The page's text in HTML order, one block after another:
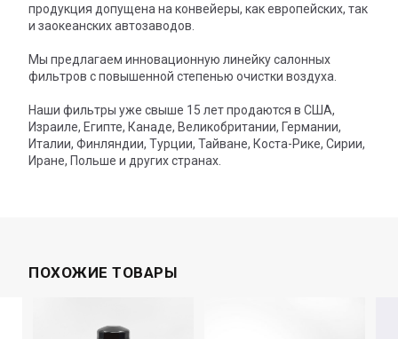
продукция допущена на конвейеры, как европейских, так
и заокеанских автозаводов.
Мы предлагаем инновационную линейку салонных
фильтров с повышенной степенью очистки воздуха.
Наши фильтры уже свыше 15 лет продаются в США,
Израиле, Египте, Канаде, Великобритании, Германии,
Италии, Финляндии, Турции, Тайване, Коста-Рике, Сирии,
Иране, Польше и других странах.
ПОХОЖИЕ ТОВАРЫ